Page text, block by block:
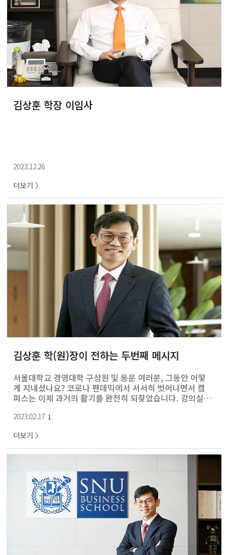
김상훈 학장 이임사
2023.12.26
더보기 〉
김상훈 학(원)장이 전하는 두번째 메시지
서울대학교 경영대학 구성원 및 동문 여러분, 그동안 어떻
게 지내셨나요? 코로나 팬데믹에서 서서히 벗어나면서 캠
퍼스는 이제 과거의 활기를 완전히 되찾았습니다. 강의실에
거에는 당연시했던 대면 행사 하나하나가 매우 소중하게 느
되었고, 얼마전에는 2016년 이후 중단되었던 경영대학 자
체 졸업식을 재개하여 학생들과 축하의 악수를 나누는 감동
적인 기회를 가지기도 했습니다. 제가 경영대 20대 학장에
취임한 것이 작년 1월이니까 벌써 한 해가 넘게 지났습니다.
시간이 너무 빨리 지나 계획했던 것들을 모두 실행하지는
못했지만, 내부적으로 많은 제도 개선이 이루어졌고 학교에
멋진 공간도 많이 생겼습니다. 5차례..
2023.02.17 1
더보기 〉